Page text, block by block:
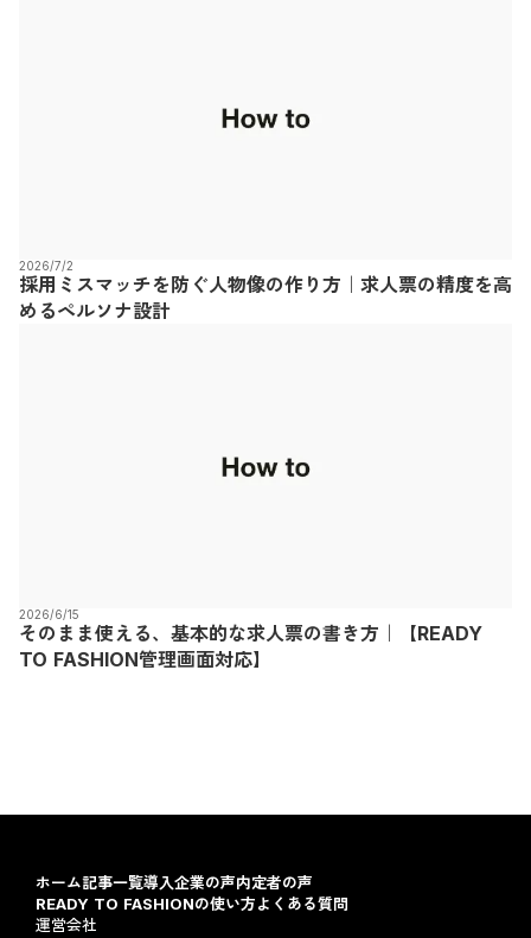
2026/7/2
採用ミスマッチを防ぐ人物像の作り方｜求人票の精度を高
めるペルソナ設計
2026/6/15
そのまま使える、基本的な求人票の書き方｜【READY
TO FASHION管理画面対応】
ホーム記事一覧導入企業の声内定者の声
READY TO FASHIONの使い方よくある質問
運営会社